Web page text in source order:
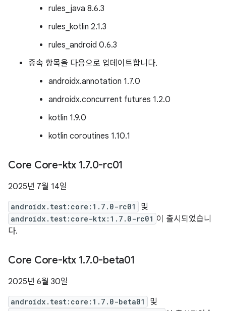
rules_java 8.6.3
rules_kotlin 2.1.3
rules_android 0.6.3
종속 항목을 다음으로 업데이트합니다.
androidx.annotation 1.7.0
androidx.concurrent futures 1.2.0
kotlin 1.9.0
kotlin coroutines 1.10.1
Core Core-ktx 1.7.0-rc01
2025년 7월 14일
androidx.test:core:1.7.0-rc01 및
androidx.test:core-ktx:1.7.0-rc01 이 출시되었습니
다.
Core Core-ktx 1.7.0-beta01
2025년 6월 30일
androidx.test:core:1.7.0-beta01 및